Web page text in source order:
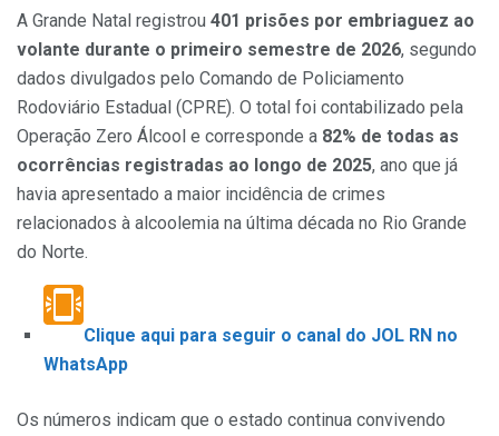
A Grande Natal registrou 401 prisões por embriaguez ao
volante durante o primeiro semestre de 2026, segundo
dados divulgados pelo Comando de Policiamento
Rodoviário Estadual (CPRE). O total foi contabilizado pela
Operação Zero Álcool e corresponde a 82% de todas as
ocorrências registradas ao longo de 2025, ano que já
havia apresentado a maior incidência de crimes
relacionados à alcoolemia na última década no Rio Grande
do Norte.
Clique aqui para seguir o canal do JOL RN no
WhatsApp
Os números indicam que o estado continua convivendo